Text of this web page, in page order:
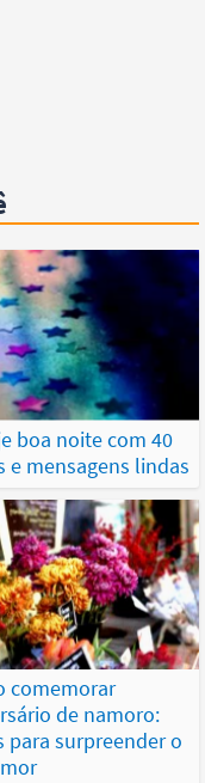
boa noite com 40
e mensagens lindas
comemorar
de namoro:
para surpreender o